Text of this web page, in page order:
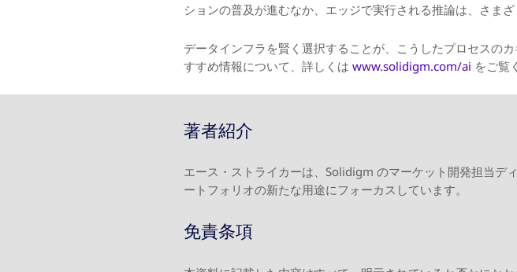
ションの普及が進むなか、エッジで実行される推論は、さま
データインフラを賢く選択することが、こうしたプロセスの
すすめ情報について、詳しくはwww.solidigm.com/ai をご覧
著者紹介
エース・ストライカーは、Solidigm のマーケット開発担当デ
ートフォリオの新たな用途にフォーカスしています。
免責条項